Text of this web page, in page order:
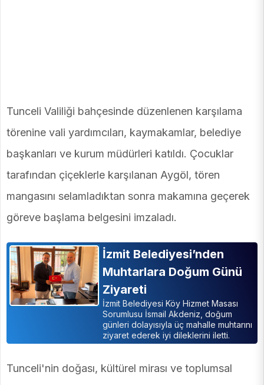
Tunceli Valiliği bahçesinde düzenlenen karşılama
törenine vali yardımcıları, kaymakamlar, belediye
başkanları ve kurum müdürleri katıldı. Çocuklar
tarafından çiçeklerle karşılanan Aygöl, tören
mangasını selamladıktan sonra makamına geçerek
göreve başlama belgesini imzaladı.
İzmit Belediyesi’nden
Muhtarlara Doğum Günü
Ziyareti
İzmit Belediyesi Köy Hizmet Masası
Sorumlusu İsmail Akdeniz, doğum
günleri dolayısıyla üç mahalle muhtarını
ziyaret ederek iyi dileklerini iletti.
Tunceli'nin doğası, kültürel mirası ve toplumsal